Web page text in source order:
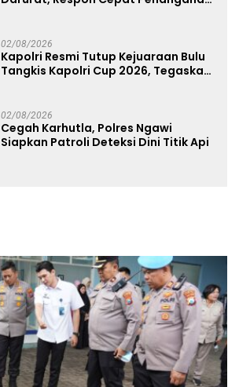
02/08/2026
Kapolri Resmi Tutup Kejuaraan Bulu
Tangkis Kapolri Cup 2026, Tegaskan
02/08/2026
Cegah Karhutla, Polres Ngawi
Siapkan Patroli Deteksi Dini Titik Api